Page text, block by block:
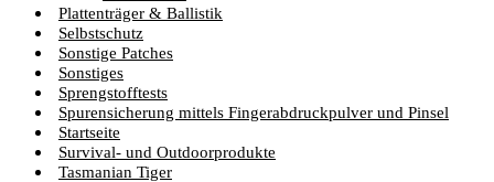
Plattenträger & Ballistik
Selbstschutz
Sonstige Patches
Sonstiges
Sprengstofftests
Spurensicherung mittels Fingerabdruckpulver und Pinsel
Startseite
Survival- und Outdoorprodukte
Tasmanian Tiger